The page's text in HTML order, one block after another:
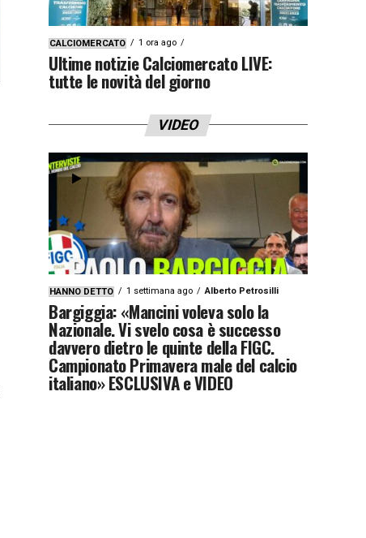
CALCIOMERCATO 1 ora ago
Ultime notizie Calciomercato LIVE:
tutte le novità del giorno
VIDEO
HANNO DETTO 1 settimana ago Alberto Petrosilli
Bargiggia: «Mancini voleva solo la
Nazionale. Vi svelo cosa è successo
davvero dietro le quinte della FIGC.
Campionato Primavera male del calcio
italiano» ESCLUSIVA e VIDEO